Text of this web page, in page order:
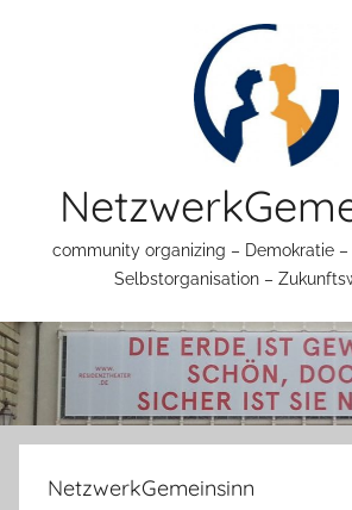
community organizing – Demokratie
Selbstorganisation –
NetzwerkGemeinsinn